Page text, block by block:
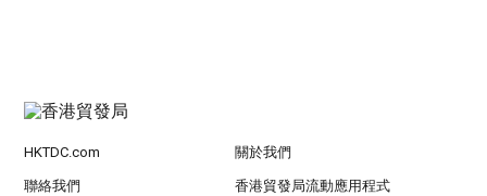
HKTDC.com 關於我們
聯絡我們 香港貿發局流動應用程式